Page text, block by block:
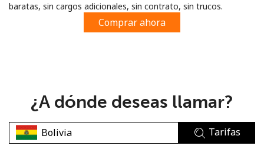
baratas, sin cargos adicionales, sin contrato, sin trucos.
Comprar ahora
¿A dónde deseas llamar?
Tarifas